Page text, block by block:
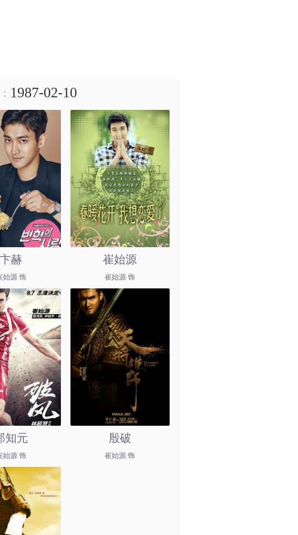
1987-02-10
卞赫
始源 饰
崔始源
崔始源 饰
知元
始源 饰
殷破
崔始源 饰